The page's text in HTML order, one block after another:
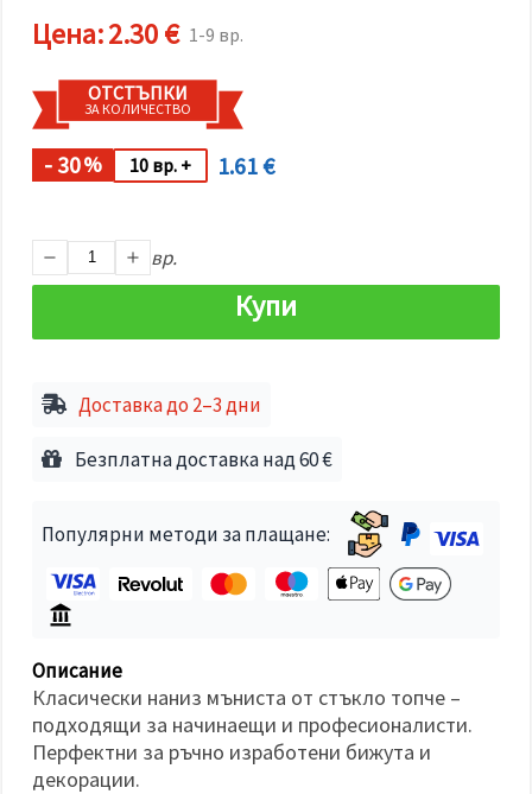
като
натиснеш
всички!"
или да
посочиш
"Настройки",
дадения
"бисквитки"
и кликнеш
Приеми
всички
Настройки
Цена:2.30 € 1-9 вр.
ОТСТЪПКИ
ЗА КОЛИЧЕСТВО
- 30% 10 вр. + 1.61 €
вр.
Купи
Доставка до 2–3 дни
Безплатна доставка над 60 €
Популярни методи за плащане:
Описание
Класически наниз мъниста от стъкло топче –
подходящи за начинаещи и професионалисти.
Перфектни за ръчно изработени бижута и
декорации.